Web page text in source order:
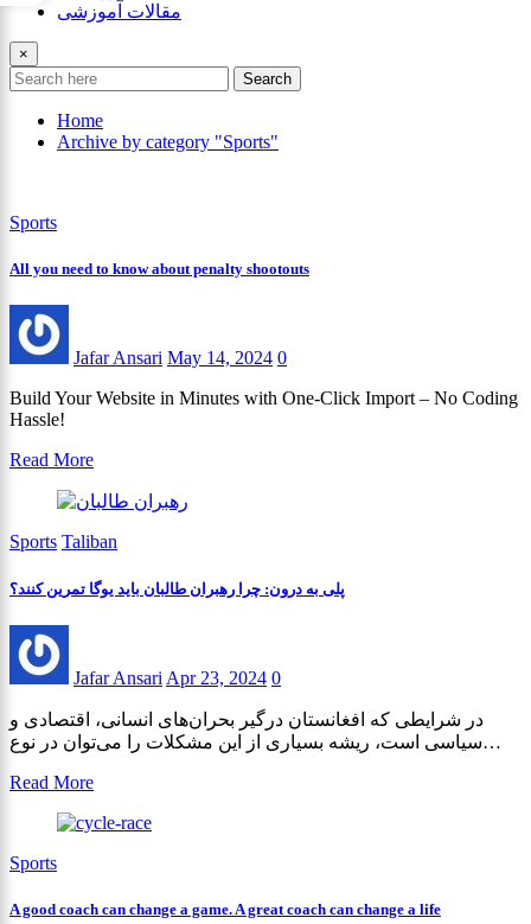
مقالات آموزشی
×
Search
Home
Archive by category "Sports"
Sports
All you need to know about penalty shootouts
Jafar Ansari May 14, 2024 0
Build Your Website in Minutes with One-Click Import – No Coding
Hassle!
Read More
Sports Taliban
پلی به درون: چرا رهبران طالبان باید یوگا تمرین کنند؟
Jafar Ansari Apr 23, 2024 0
در شرایطی که افغانستان درگیر بحران‌های انسانی، اقتصادی و
سیاسی است، ریشه بسیاری از این مشکلات را می‌توان در نوع…
Read More
Sports
A good coach can change a game. A great coach can change a life